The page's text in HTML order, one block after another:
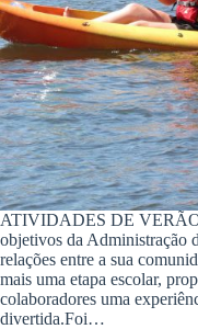
ATIVIDADES DE
objetivos da Administração
relações entre a sua
mais uma etapa escolar,
colaboradores uma
divertida.Foi…